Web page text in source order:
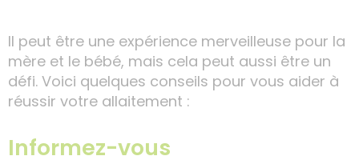
Il peut être une expérience merveilleuse pour la
mère et le bébé, mais cela peut aussi être un
défi. Voici quelques conseils pour vous aider à
réussir votre allaitement :
Informez-vous